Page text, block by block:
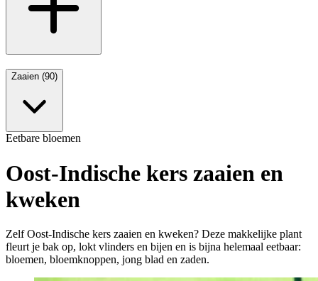
Zaaien (90)
Eetbare bloemen
Oost-Indische kers zaaien en
kweken
Zelf Oost-Indische kers zaaien en kweken? Deze makkelijke plant
fleurt je bak op, lokt vlinders en bijen en is bijna helemaal eetbaar:
bloemen, bloemknoppen, jong blad en zaden.